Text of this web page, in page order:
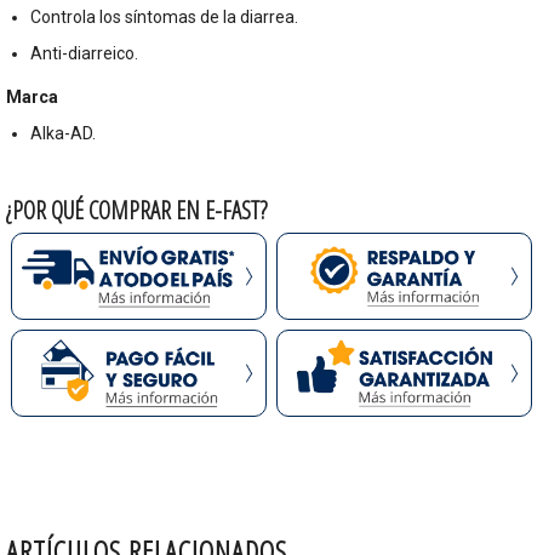
Controla los síntomas de la diarrea.
Anti-diarreico.
Marca
Alka-AD.
¿POR QUÉ COMPRAR EN E-FAST?